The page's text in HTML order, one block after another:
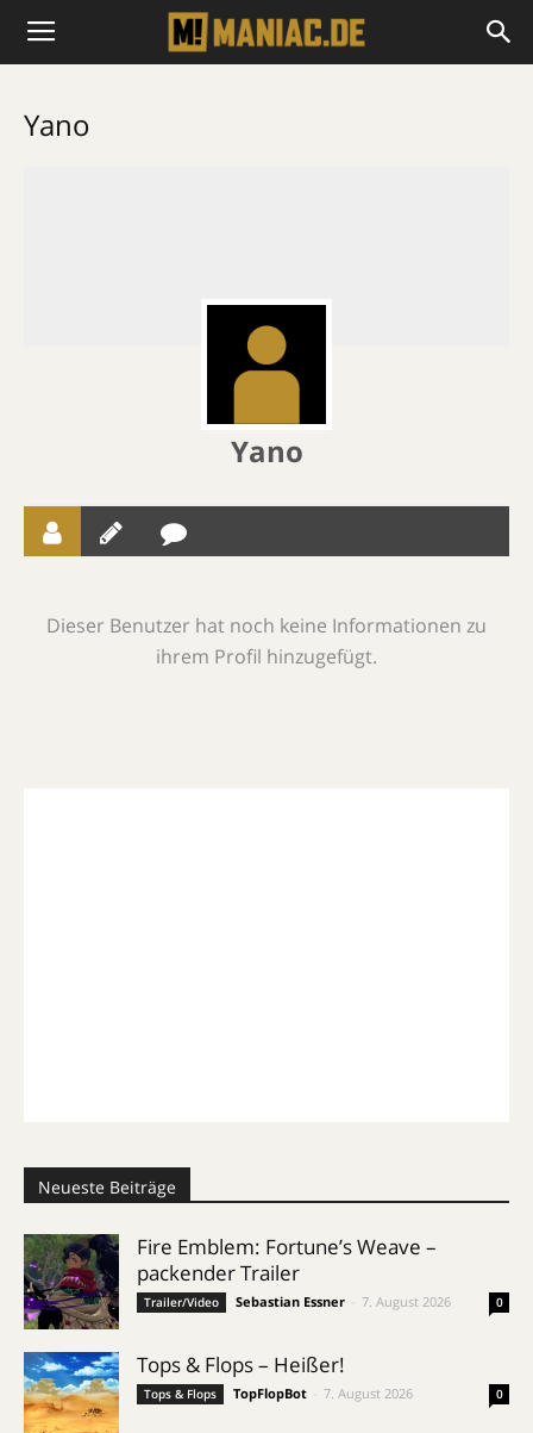
Yano
Yano
Dieser Benutzer hat noch keine Informationen zu
ihrem Profil hinzugefügt.
Neueste Beiträge
Fire Emblem: Fortune’s Weave –
packender Trailer
Trailer/Video Sebastian Essner 7. August 2026 0
Tops & Flops – Heißer!
Tops & Flops TopFlopBot 7. August 2026 0